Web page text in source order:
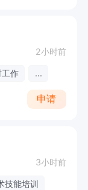
2小时前
作 ...
申请
3小时前
技能培训